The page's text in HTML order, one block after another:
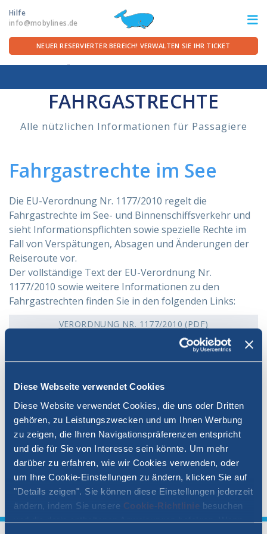
Diese Webseite verwendet Cookies
Diese Website verwendet Cookies, die uns oder Dritten
gehören, zu Leistungszwecken und um Ihnen Werbung
zu zeigen, die Ihren Navigationspräferenzen entspricht
und die für Sie von Interesse sein könnte. Um mehr
darüber zu erfahren, wie wir Cookies verwenden, oder
um Ihre Cookie-Einstellungen zu ändern, klicken Sie auf
"Details zeigen". Sie können diese Einstellungen jederzeit
ändern, indem Sie unsere Cookie-Richtlinie besuchen
und die darin enthaltenen Anweisungen befolgen. Wenn
Hilfe
info@mobylines.de
ITA FRA DEU ENG
STRECKEN
SERVICE AN BORD
DIE REEDEREI
HILFE
NEUER RESERVIERTER BEREICH! VERWALTEN SIE IHR TICKET
Startseite/Für die Überfahrt/Vorbereitung für den Check in/Fahrgastrechte
FAHRGASTRECHTE
Alle nützlichen Informationen für Passagiere
Fahrgastrechte im See
Die EU-Verordnung Nr. 1177/2010 regelt die
Fahrgastrechte im See- und Binnenschiffsverkehr und
sieht Informationspflichten sowie spezielle Rechte im
Fall von Verspätungen, Absagen und Änderungen der
Reiseroute vor.
Der vollständige Text der EU-Verordnung Nr.
1177/2010 sowie weitere Informationen zu den
Fahrgastrechten finden Sie in den folgenden Links:
VERORDNUNG NR. 1177/2010 (PDF)
ALLGEMEINE BESTIMMUNGEN
Um gemäß der Verordnung (EU) Nr. 1177/2010
etwaige Kostenerstattungsansprüche (z. B. für
Hotels, Abendessen usw.) prüfen zu können, ist es
erforderlich, dem Beförderer die entsprechenden
Belege für die entstandenen Kosten vorzulegen.